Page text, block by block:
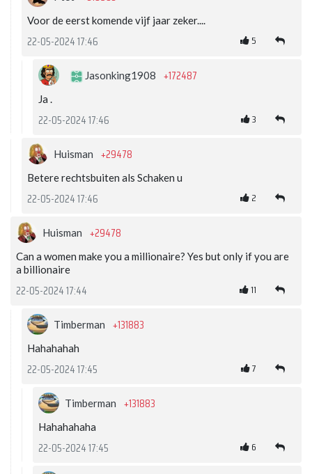
Voor de eerst komende vijf jaar zeker....
22-05-2024 17:46 5
Jasonking1908 +172487
Ja .
22-05-2024 17:46 3
Huisman +29478
Betere rechtsbuiten als Schaken u
22-05-2024 17:46 2
Huisman +29478
Can a women make you a millionaire? Yes but only if you are
a billionaire
22-05-2024 17:44 11
Timberman +131883
Hahahahah
22-05-2024 17:45 7
Timberman +131883
Hahahahaha
22-05-2024 17:45 6